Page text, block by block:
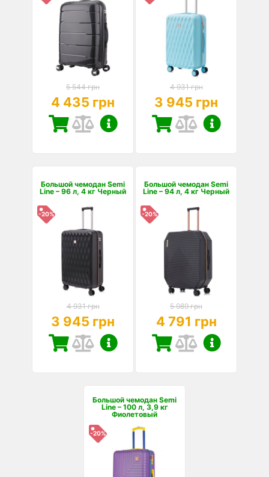
5 544 грн
4 435 грн
4 931 грн
3 945 грн
Большой чемодан Semi
Line – 96 л, 4 кг Черный
-20%
4 931 грн
3 945 грн
Большой чемодан Semi
Line – 94 л, 4 кг Черный
-20%
5 989 грн
4 791 грн
Большой чемодан Semi
Line – 100 л, 3,9 кг
Фиолетовый
-20%